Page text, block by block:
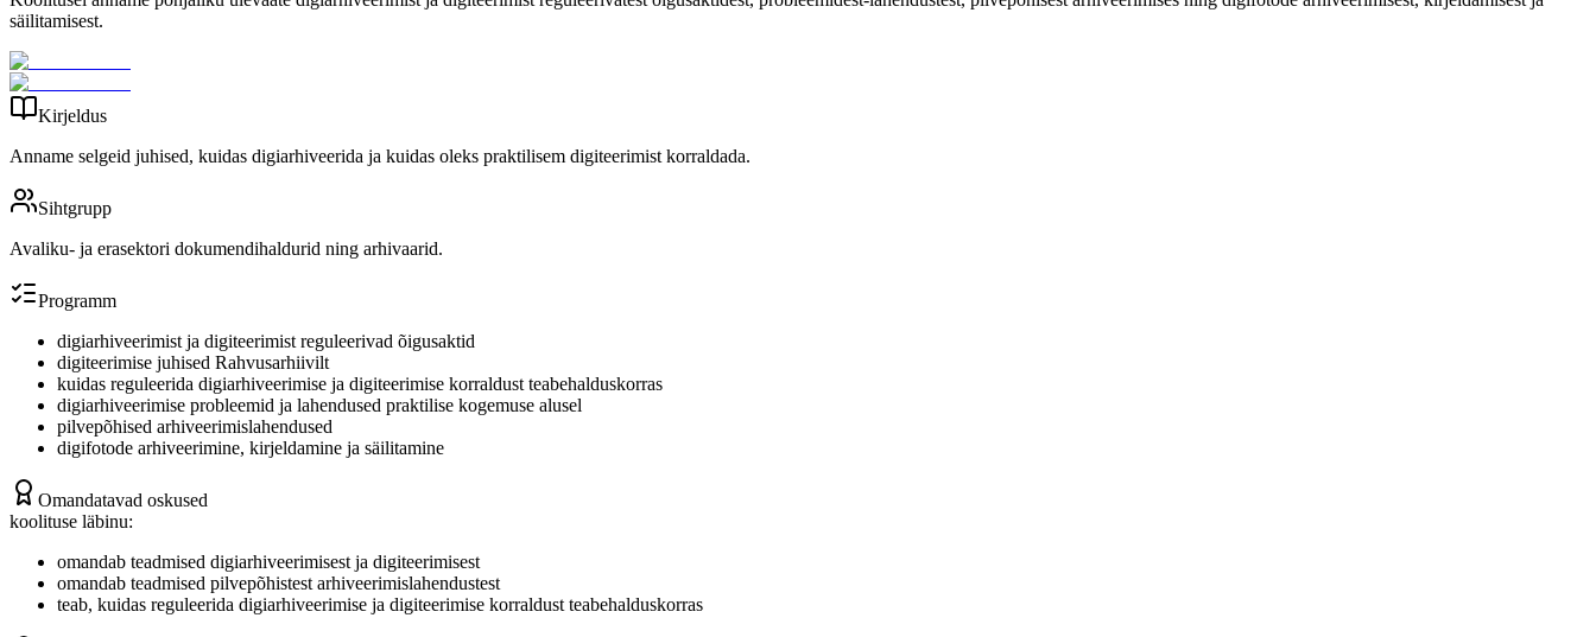
säilitamisest.
Kirjeldus
Anname selgeid juhised, kuidas digiarhiveerida ja kuidas oleks praktilisem digiteerimist korraldada.
Sihtgrupp
Avaliku- ja erasektori dokumendihaldurid ning arhivaarid.
Programm
digiarhiveerimist ja digiteerimist reguleerivad õigusaktid
digiteerimise juhised Rahvusarhiivilt
kuidas reguleerida digiarhiveerimise ja digiteerimise korraldust teabehalduskorras
digiarhiveerimise probleemid ja lahendused praktilise kogemuse alusel
pilvepõhised arhiveerimislahendused
digifotode arhiveerimine, kirjeldamine ja säilitamine
Omandatavad oskused
koolituse läbinu:
omandab teadmised digiarhiveerimisest ja digiteerimisest
omandab teadmised pilvepõhistest arhiveerimislahendustest
teab, kuidas reguleerida digiarhiveerimise ja digiteerimise korraldust teabehalduskorras